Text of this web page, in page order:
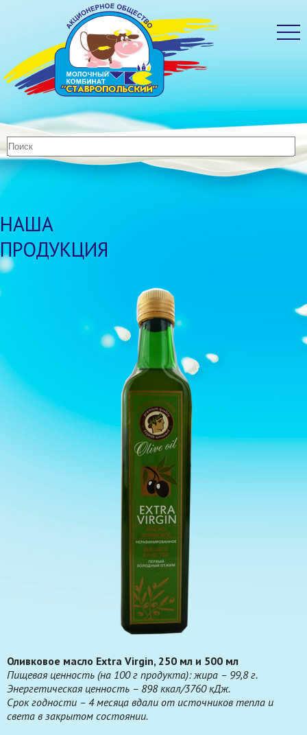
НАША
ПРОДУКЦИЯ
Оливковое масло Extra Virgin, 250 мл и 500 мл
Пищевая ценность (на 100 г продукта): жира – 99,8 г.
Энергетическая ценность – 898 ккал/3760 кДж.
Срок годности – 4 месяца вдали от источников тепла и
света в закрытом состоянии.